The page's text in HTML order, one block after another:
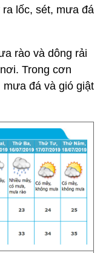
lốc, sét, mưa đá
rào và dông rải
Trong cơn
mưa đá và gió giật